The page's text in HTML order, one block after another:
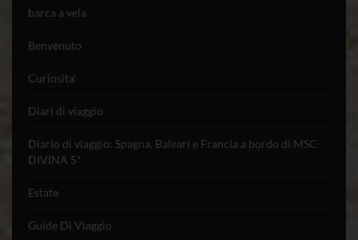
barca a vela
Benvenuto
Curiosita'
Diari di viaggio
Diario di viaggio: Spagna, Baleari e Francia a bordo di MSC
DIVINA 5*
Estate
Guide Di Viaggio